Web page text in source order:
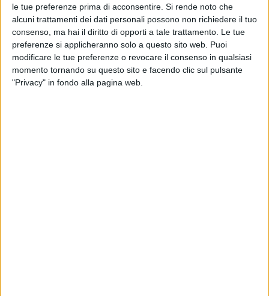
le tue preferenze prima di acconsentire. Si rende noto che
alcuni trattamenti dei dati personali possono non richiedere il tuo
consenso, ma hai il diritto di opporti a tale trattamento. Le tue
preferenze si applicheranno solo a questo sito web. Puoi
modificare le tue preferenze o revocare il consenso in qualsiasi
momento tornando su questo sito e facendo clic sul pulsante
"Privacy" in fondo alla pagina web.